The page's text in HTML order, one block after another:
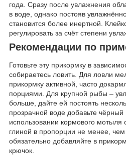
года. Сразу после увлажнения
в воде, однако постояв
становится более инертной.
регулировать за счёт степени
Рекомендации по
Готовьте эту прикормку в
собираетесь ловить. Для ловли
прикормку активной, часто
порциями. Для крупной рыбы –
больше, дайте ей постоять
прозрачной воде добавьте чёрный
использовании кормового
глиной в пропорции не менее,
обязательно добавляйте в
крючок.